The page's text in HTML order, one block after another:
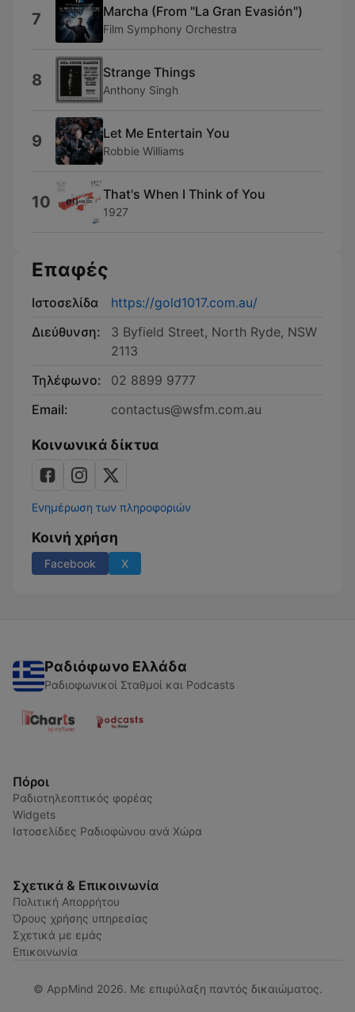
7 Marcha (From "La Gran Evasión")
Film Symphony Orchestra
8 Strange Things
Anthony Singh
9 Let Me Entertain You
Robbie Williams
10 That's When I Think of You
1927
Επαφές
Ιστοσελίδα
https://gold1017.com.au/
Διεύθυνση:
3 Byfield Street, North Ryde, NSW
2113
Τηλέφωνο:
02 8899 9777
Email:
contactus@wsfm.com.au
Κοινωνικά δίκτυα
Ενημέρωση των πληροφοριών
Κοινή χρήση
Facebook X
Ραδιόφωνο Ελλάδα
Ραδιοφωνικοί Σταθμοί και Podcasts
Πόροι
Ραδιοτηλεοπτικός φορέας
Widgets
Ιστοσελίδες Ραδιοφώνου ανά Χώρα
Σχετικά & Επικοινωνία
Πολιτική Απορρήτου
Όρους χρήσης υπηρεσίας
Σχετικά με εμάς
Επικοινωνία
© AppMind 2026. Με επιφύλαξη παντός δικαιώματος.